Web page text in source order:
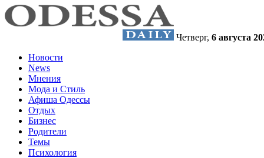
Четверг, 6 августа
Новости
News
Мнения
Мода и Стиль
Афиша Одессы
Отдых
Бизнес
Родители
Темы
Психология